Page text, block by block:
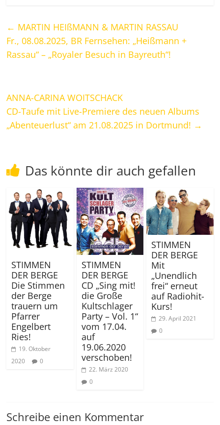
← MARTIN HEIßMANN & MARTIN RASSAU
Fr., 08.08.2025, BR Fernsehen: „Heißmann +
Rassau“ – „Royaler Besuch in Bayreuth“!
ANNA-CARINA WOITSCHACK
CD-Taufe mit Live-Premiere des neuen Albums
„Abenteuerlust“ am 21.08.2025 in Dortmund! →
Das könnte dir auch gefallen
STIMMEN
DER BERGE
Die Stimmen
der Berge
trauern um
Pfarrer
Engelbert
Ries!
19. Oktober
2020
0
STIMMEN
DER BERGE
CD „Sing mit!
die Große
Kultschlager
Party – Vol. 1“
vom 17.04.
auf
19.06.2020
verschoben!
22. März 2020
0
STIMMEN
DER BERGE
Mit
„Unendlich
frei“ erneut
auf Radiohit-
Kurs!
29. April 2021
0
Schreibe einen Kommentar